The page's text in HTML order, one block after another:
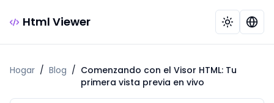
Html Viewer
Hogar / Blog / Comenzando con el Visor HTML: Tu
primera vista previa en vivo